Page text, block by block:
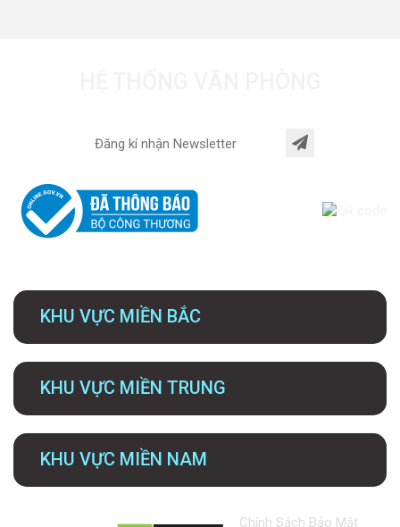
KHU VỰC MIỀN BẮC
KHU VỰC MIỀN TRUNG
KHU VỰC MIỀN NAM
Chính Sách Bảo Mật